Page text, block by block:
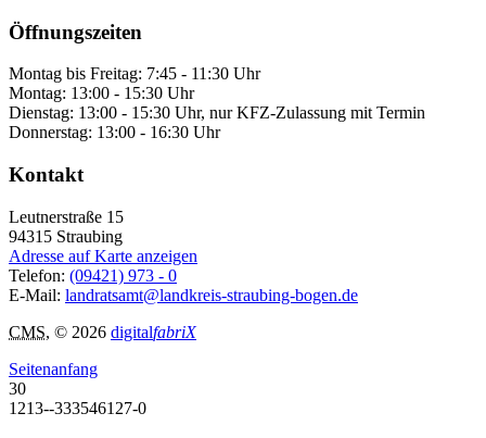
Öffnungszeiten
Montag bis Freitag: 7:45 - 11:30 Uhr
Montag: 13:00 - 15:30 Uhr
Dienstag: 13:00 - 15:30 Uhr, nur KFZ-Zulassung mit Termin
Donnerstag: 13:00 - 16:30 Uhr
Kontakt
Leutnerstraße 15
94315 Straubing
Adresse auf Karte anzeigen
Telefon: (09421) 973 - 0
E-Mail: landratsamt@landkreis-straubing-bogen.de
CMS, © 2026 digitalfabriX
Seitenanfang
30
1213--333546127-0